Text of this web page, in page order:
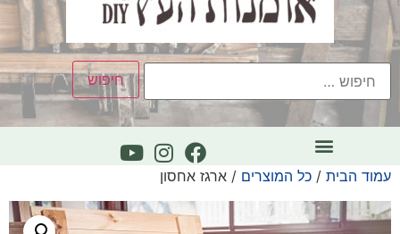
עמוד הבית / כל המוצרים / ארגז אחסון